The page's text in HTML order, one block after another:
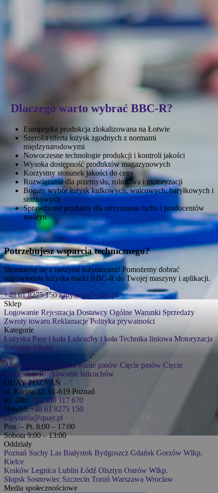
Dlaczego warto wybrać BBC-R?
Europejska produkcja zlokalizowana na Łotwie
Szeroka oferta łożysk zgodnych z normami
międzynarodowymi
Nowoczesne technologie produkcji i kontroli jakości
Wysoka dostępność produktów magazynowych
Korzystny stosunek jakości do ceny
Rozwiązania dla przemysłu, rolnictwa i motoryzacji
Bogaty wybór łożysk kulkowych, walcowych, baryłkowych i
stożkowych
Sprawdzone produkty dla utrzymania ruchu i producentów
maszyn
Potrzebujesz wsparcia technicznego?
Skontaktuj się z naszymi inżynierami! Pomożemy dobrać
odpowiednie łożyska marki BBC-R do Twojej maszyny i aplikacji.
+48 61 8275 150zapytania@quay.pl
Sklep
Logowanie Rejestracja Dostawcy Ogólne Warunki Sprzedaży
Zwroty towaru Reklamacje Polityka prywatności
Kategorie
Łożyska Pasy i koła Łańcuchy i koła Technika liniowa Motoryzacja
Sprzęgła Silniki
Akcesoria Usługi Zgrzewanie pasów Cięcie pasów Cięcie
elementów Rozkuwanie łańcuchów
QUAY POZNAŃ
ul. Karpia 22, 61-619 Poznań
tel. 24h: +48 500 117 670
Handel:+48 61 8275 150
zapytania@quay.pl
Pon. – Pt. 8:00 – 17:00
Sobota 9:00 – 13:00
Oddziały
Poznań Suchy Las Białystok Bydgoszcz Gdańsk Gorzów Wlkp.
Kielce
Kraków Legnica Lublin Łódź Olsztyn Ostrów Wlkp.
Słupsk Sosnowiec Szczecin Toruń Warszawa Wrocław
Media społecznościowe